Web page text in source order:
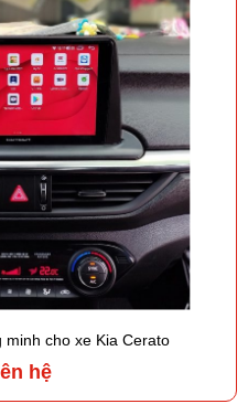
cho xe Kia Cerato
hệ